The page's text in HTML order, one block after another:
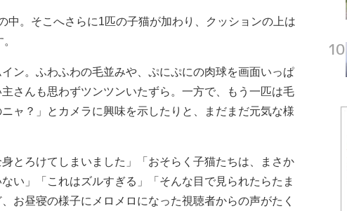
。そこへさらに1匹の子猫が加わり、クッションの上は
ン。ふわふわの毛並みや、ぷにぷにの肉球を画面いっぱ
さんも思わずツンツンいたずら。一方で、もう一匹は毛
ャ？」とカメラに興味を示したりと、まだまだ元気な様
とろけてしまいました」「おそらく子猫たちは、まさか
い」「これはズルすぎる」「そんな目で見られたらたま
お昼寝の様子にメロメロになった視聴者からの声がたく